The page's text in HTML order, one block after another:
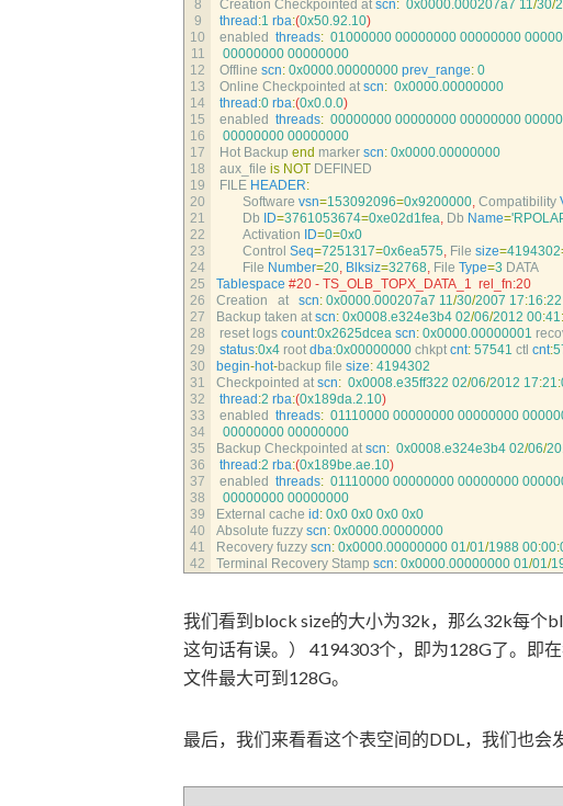
8
9
10
11
12
13
14
15
16
17
18
19
20
21
22
23
24
25
26
27
28
29
30
31
32
33
34
35
36
37
38
39
40
41
42
Creation Checkpointed at scn: 0x0000.000207a7 11/30/
thread :1 rba:(0x50.92.10)
enabled threads: 01000000 00000000 00000000
00000000 00000000
Offline scn: 0x0000.00000000 prev_range: 0
Online Checkpointed at scn: 0x0000.00000000
thread :0 rba:(0x0.0.0)
enabled threads: 00000000 00000000 00000000
00000000 00000000
Hot Backup end marker scn: 0x0000.00000000
aux_file is NOT DEFINED
FILE HEADER:
Software vsn=153092096=0x9200000, Compatibility
Db
ID=3761053674=0xe02d1fea, Db Name=
Activation
ID=0=0x0
Control Seq=7251317=0x6ea575, File size=4194302
File Number=20, Blksiz=32768, File Type=3 DATA
Tablespace #20 - TS_OLB_TOPX_DATA_1  rel_fn:20
Creation at scn: 0x0000.000207a7 11/30/2007 17:16:22
Backup taken at scn: 0x0008.e324e3b4 02/06/2012 00:41:
reset logs count:0x2625dcea scn: 0x0000.00000001
status:0x4 root dba:0x00000000 chkpt cnt: 57541 ctl cnt:
begin-hot-backup file size: 4194302
Checkpointed at scn: 0x0008.e35ff322 02/06/2012 17:21:
thread :2 rba:(0x189da.2.10)
enabled threads: 01110000 00000000 00000000
00000000 00000000
Backup Checkpointed at scn: 0x0008.e324e3b4 02/06/
thread :2 rba:(0x189be.ae.10)
enabled threads: 01110000 00000000 00000000
00000000 00000000
External cache id : 0x0 0x0 0x0 0x0
Absolute fuzzy scn: 0x0000.00000000
Recovery fuzzy scn: 0x0000.00000000 01/01/1988 00:00:
Terminal Recovery Stamp scn: 0x0000.00000000 01/01/
我们看到block size的大小为32k，那么32k每个
这句话有误。） 4194303个，即为128G了。即
文件最大可到128G。
最后，我们来看看这个表空间的DDL，我们也会